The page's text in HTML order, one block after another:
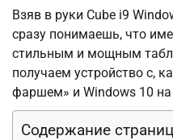
Взяв в руки Cube i9
сразу понимаешь, что
стильным и мощным
получаем устройство с,
фаршем» и Windows 10 на
Содержание